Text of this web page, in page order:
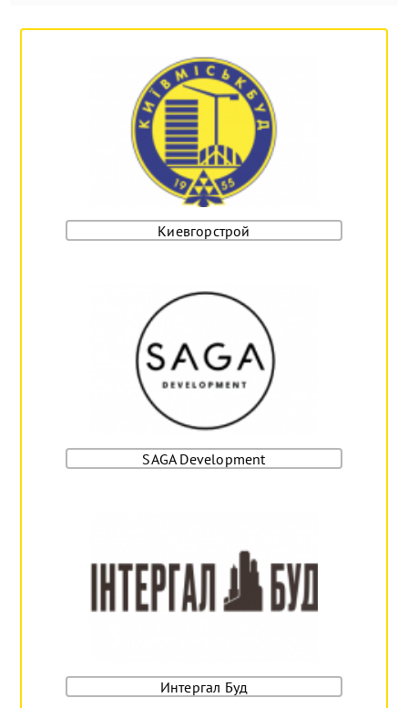
Киевгорстрой
SAGA Development
Интергал Буд